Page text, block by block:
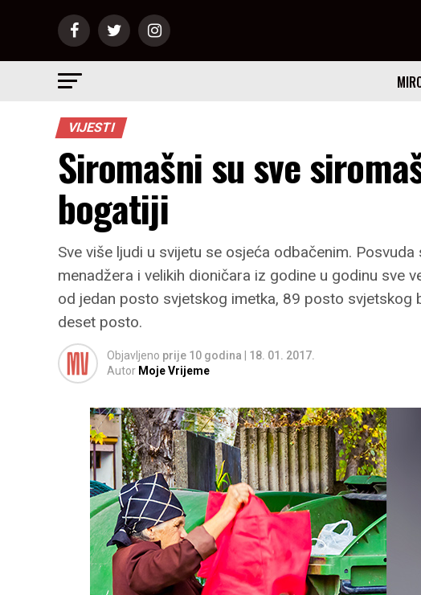
VIJESTI
Siromašni su sve
bogatiji
Sve više ljudi u svijetu se osjeća odbačenim.
menadžera i velikih dioničara iz godine u godinu sve
od jedan posto svjetskog imetka, 89 posto svjetskog
deset posto.
Objavljeno prije 10 godina
18. 01. 2017.
Autor Moje Vrijeme